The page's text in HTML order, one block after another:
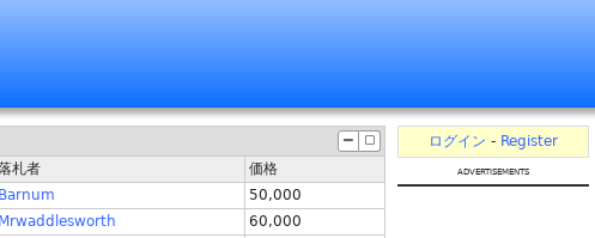
札者
価格
Barnum
50,000
Mrwaddlesworth
60,000
ログイン - Register
advertisements